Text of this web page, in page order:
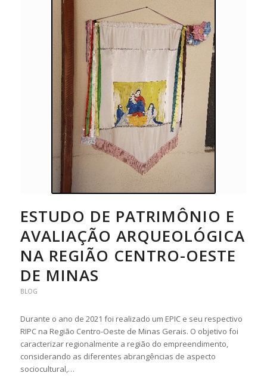
ESTUDO DE PATRIMÔNIO E
AVALIAÇÃO ARQUEOLÓGICA
NA REGIÃO CENTRO-OESTE
DE MINAS
BLOG
Durante o ano de 2021 foi realizado um EPIC e seu respectivo
RIPC na Região Centro-Oeste de Minas Gerais. O objetivo foi
caracterizar regionalmente a região do empreendimento,
considerando as diferentes abrangências de aspecto
sociocultural,…